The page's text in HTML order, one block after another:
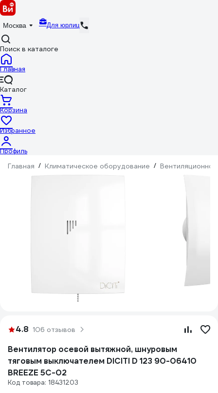
Москва Для юрлиц
Поиск в каталоге
Главная
Каталог
Корзина
Избранное
Профиль
Главная / Климатическое оборудование /
4.8 106 отзывов
Вентилятор осевой вытяжной, шнуровым
тяговым выключателем DICITI D 123 90-06410
BREEZE 5C-02
Код товара: 18431203